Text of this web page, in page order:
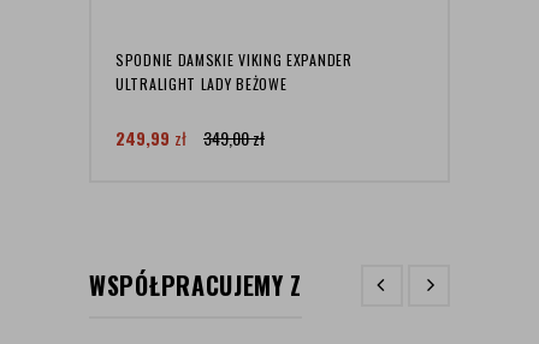
SPODNIE DAMSKIE VIKING EXPANDER
ULTRALIGHT LADY BEŻOWE
249,99 zł 349,00zł
WSPÓŁPRACUJEMY Z